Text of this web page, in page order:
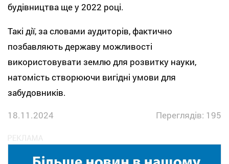
будівництва ще у 2022 році.
Такі дії, за словами аудиторів, фактично
позбавляють державу можливості
використовувати землю для розвитку науки,
натомість створюючи вигідні умови для
забудовників.
18.11.2024
Переглядів: 195